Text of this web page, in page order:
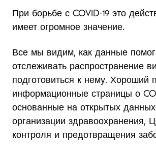
При борьбе с COVID-19 это
имеет огромное значение.
Все мы видим, как данные
отслеживать распространение
подготовиться к нему.
информационные страницы о
основанные на открытых
организации здравоохранения,
контроля и предотвращения